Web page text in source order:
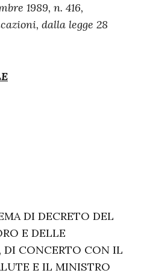
1989, n. 416,
dalla legge 28
DI DECRETO DEL
E DELLE
CONCERTO CON IL
E IL MINISTRO